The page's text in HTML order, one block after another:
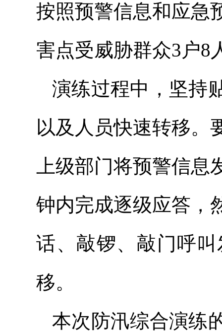
按照预警信息和应急
害点受威胁群众3户8
演练过程中，坚持
以及人员快速转移。
上级部门将预警信
钟内完成逐级应答，
话、敲锣、敲门呼
移。
本次防汛综合演练